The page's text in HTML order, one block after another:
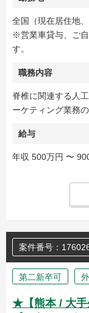
全国（現在居住地
※営業車貸与、ご
す。
職務内容
脊椎に関連する人
ーケティング業務
給与
年収 500万円 〜
案件番号：
第二新卒可
★【熊本 / 大手